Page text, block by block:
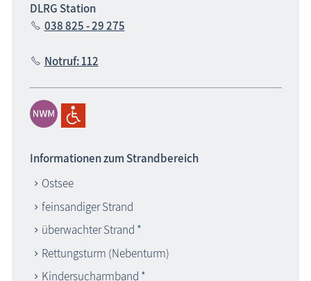
DLRG Station
038 825 - 29 275
Notruf: 112
Informationen zum Strandbereich
Ostsee
feinsandiger Strand
überwachter Strand *
Rettungsturm (Nebenturm)
Kindersucharmband *